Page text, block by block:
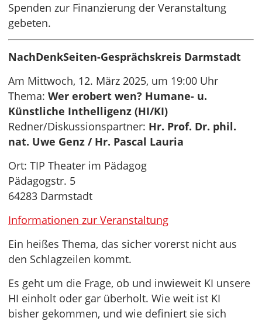
Spenden zur Finanzierung der Veranstaltung
gebeten.
NachDenkSeiten-Gesprächskreis Darmstadt
Am Mittwoch, 12. März 2025, um 19:00 Uhr
Thema: Wer erobert wen? Humane- u.
Künstliche Inthelligenz (HI/KI)
Redner/Diskussionspartner: Hr. Prof. Dr. phil.
nat. Uwe Genz / Hr. Pascal Lauria
Ort: TIP Theater im Pädagog
Pädagogstr. 5
64283 Darmstadt
Informationen zur Veranstaltung
Ein heißes Thema, das sicher vorerst nicht aus
den Schlagzeilen kommt.
Es geht um die Frage, ob und inwieweit KI unsere
HI einholt oder gar überholt. Wie weit ist KI
bisher gekommen, und wie definiert sie sich